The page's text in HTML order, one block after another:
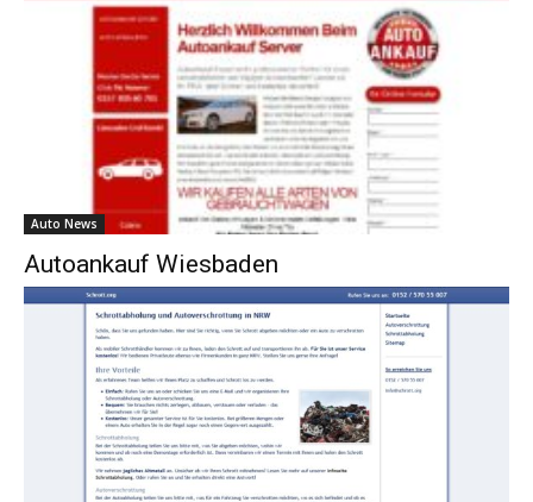
Auto News
Autoankauf Wiesbaden